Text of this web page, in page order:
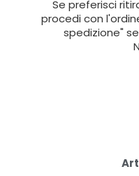
Se preferisci
procedi con
spedizione"